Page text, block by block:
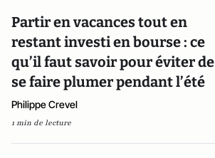
Partir en vacances tout en
restant investi en bourse : ce
qu’il faut savoir pour éviter de
se faire plumer pendant l’été
Philippe Crevel
1 min de lecture